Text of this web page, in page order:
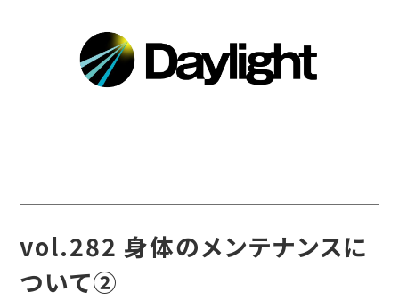
vol.282 身体のメンテナンスに
ついて②